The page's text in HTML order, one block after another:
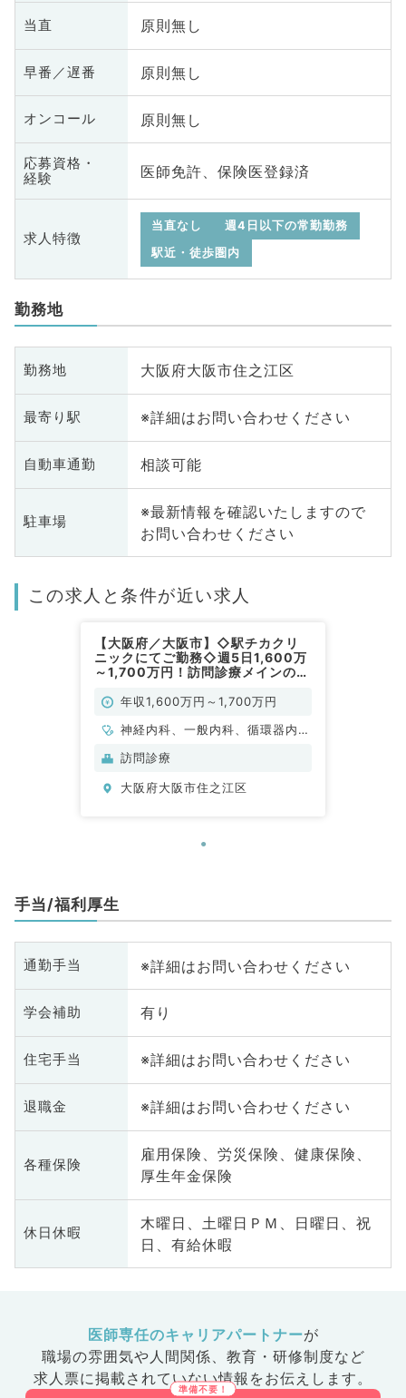
当直 原則無し
早番／遅番 原則無し
オンコール 原則無し
応募資格・
経験
医師免許、保険医登録済
求人特徴
当直なし
週4日以下の常勤勤務
駅近・徒歩圏内
勤務地
勤務地 大阪府大阪市住之江区
最寄り駅 ※詳細はお問い合わせください
自動車通勤 相談可能
駐車場
※最新情報を確認いたしますので
お問い合わせください
この求人と条件が近い求人
【大阪府／大阪市】◇駅チカクリ
ニックにてご勤務◇週5日1,600万
～1,700万円！訪問診療メインのお
年収1,600万円～1,700万円
神経内科、一般内科、循環器内
科、呼吸器内科、消化器内科、内
内科、血液内科、膠原病科
訪問診療
大阪府大阪市住之江区
手当/福利厚生
通勤手当 ※詳細はお問い合わせください
学会補助 有り
住宅手当 ※詳細はお問い合わせください
退職金 ※詳細はお問い合わせください
各種保険
雇用保険、労災保険、健康保険、
厚生年金保険
休日休暇
木曜日、土曜日ＰＭ、日曜日、祝
日、有給休暇
医師専任のキャリアパートナーが
職場の雰囲気や人間関係、 教育・研修制度など
求人票に掲載されていない情報をお伝えします。